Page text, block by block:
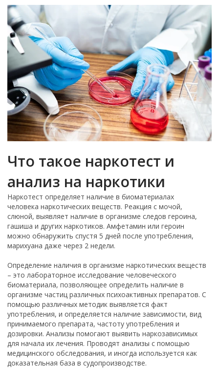
Что такое наркотест и
анализ на наркотики
Наркотест определяет наличие в биоматериалах
человека наркотических веществ. Реакция с мочой,
слюной, выявляет наличие в организме следов героина,
гашиша и других наркотиков. Амфетамин или героин
можно обнаружить спустя 5 дней после употребления,
марихуана даже через 2 недели.
Определение наличия в организме наркотических веществ
– это лабораторное исследование человеческого
биоматериала, позволяющее определить наличие в
организме частиц различных психоактивных препаратов. С
помощью различных методик выявляется факт
употребления, и определяется наличие зависимости, вид
принимаемого препарата, частоту употребления и
дозировки. Анализы помогают выявить наркозависимых
для начала их лечения. Проводят анализы с помощью
медицинского обследования, и иногда используется как
доказательная база в судопроизводстве.